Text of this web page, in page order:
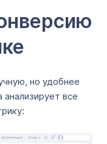
но удобнее
все